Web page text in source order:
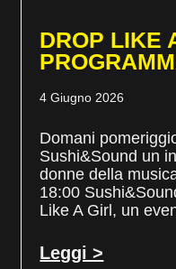
DROP LIKE
4 Giugno 2026
Domani
Sushi&Sound un
donne della
18:00
Like A Girl, un
Leggi >